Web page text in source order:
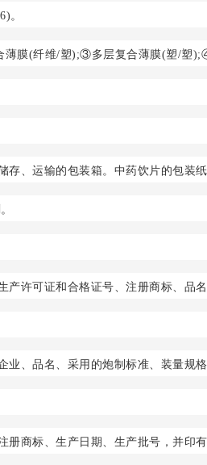
。
膜(纤维/塑);③多层复合薄膜(塑/塑
、运输的包装箱。中药饮片的包装
许可证和合格证号、注册商标、品
、品名、采用的炮制标准、装量规
商标、生产日期、生产批号，并印